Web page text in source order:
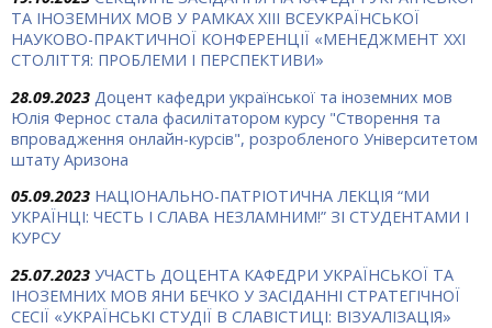
ТА ІНОЗЕМНИХ МОВ У РАМКАХ ХIII ВСЕУКРАЇНСЬКОЇ
НАУКОВО-ПРАКТИЧНОЇ КОНФЕРЕНЦІЇ «МЕНЕДЖМЕНТ ХХІ
СТОЛІТТЯ: ПРОБЛЕМИ І ПЕРСПЕКТИВИ»
28.09.2023 Доцент кафедри української та іноземних мов
Юлія Фернос стала фасилітатором курсу "Створення та
впровадження онлайн-курсів", розробленого Університетом
штату Аризона
05.09.2023 НАЦІОНАЛЬНО-ПАТРІОТИЧНА ЛЕКЦІЯ “МИ
УКРАЇНЦІ: ЧЕСТЬ І СЛАВА НЕЗЛАМНИМ!” ЗІ СТУДЕНТАМИ І
КУРСУ
25.07.2023 УЧАСТЬ ДОЦЕНТА КАФЕДРИ УКРАЇНСЬКОЇ ТА
ІНОЗЕМНИХ МОВ ЯНИ БЕЧКО У ЗАСІДАННІ СТРАТЕГІЧНОЇ
СЕСІЇ «УКРАЇНСЬКІ СТУДІЇ В СЛАВІСТИЦІ: ВІЗУАЛІЗАЦІЯ»